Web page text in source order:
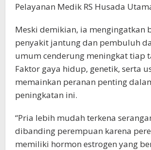
Pelayanan Medik RS Husada
Meski demikian, ia mengingatkan
penyakit jantung dan pembuluh
umum cenderung meningkat tiap
Faktor gaya hidup, genetik, serta
memainkan peranan penting
peningkatan ini.
“Pria lebih mudah terkena
dibanding perempuan karena
memiliki hormon estrogen yang